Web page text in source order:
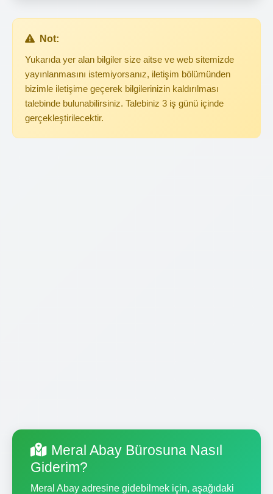
Not:
Yukarıda yer alan bilgiler size aitse ve web sitemizde
yayınlanmasını istemiyorsanız, iletişim bölümünden
bizimle iletişime geçerek bilgilerinizin kaldırılması
talebinde bulunabilirsiniz. Talebiniz 3 iş günü içinde
gerçekleştirilecektir.
Meral Abay Bürosuna Nasıl
Giderim?
Meral Abay adresine gidebilmek için, aşağıdaki